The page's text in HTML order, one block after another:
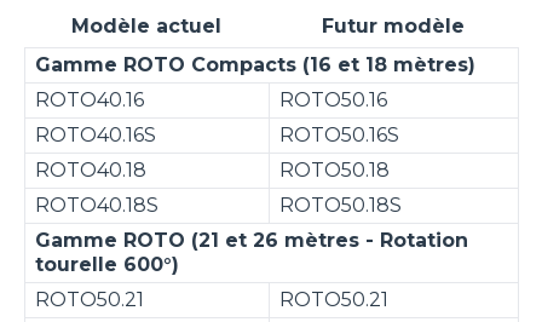
Modèle actuel
Futur modèle
Gamme ROTO Compacts (16 et 18 mètres)
ROTO40.16
ROTO50.16
ROTO40.16S
ROTO50.16S
ROTO40.18
ROTO50.18
ROTO40.18S
ROTO50.18S
Gamme ROTO (21 et 26 mètres - Rotation
tourelle 600°)
ROTO50.21
ROTO50.21